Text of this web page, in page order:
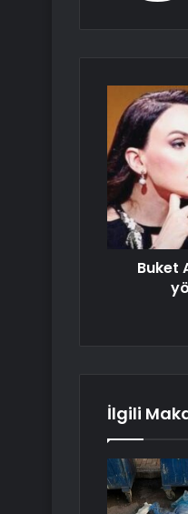
Buket
İlgili